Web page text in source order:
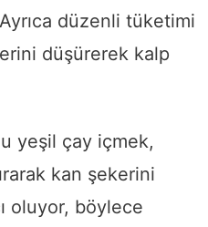
Ayrıca düzenli tüketimi
düşürerek kalp
yeşil çay içmek,
kan şekerini
oluyor, böylece